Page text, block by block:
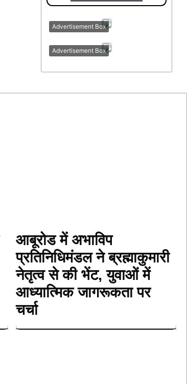
Advertisement Box
Advertisement Box
आबूरोड में अभाविप
प्रतिनिधिमंडल ने ब्रह्माकुमारी
नेतृत्व से की भेंट, युवाओं में
आध्यात्मिक जागरूकता पर
चर्चा